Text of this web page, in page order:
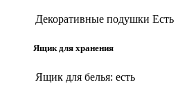
Декоративные подушки Есть
Ящик для хранения
Ящик для белья: есть